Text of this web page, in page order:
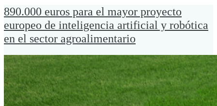
890.000 euros para el mayor proyecto
europeo de inteligencia artificial y robótica
en el sector agroalimentario